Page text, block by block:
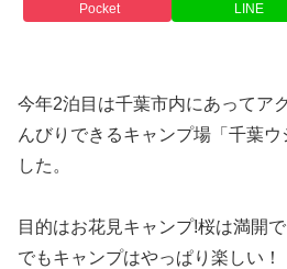
Pocket LINE
今年2泊目は千葉市内にあってア
んびりできるキャンプ場「千葉
した。
目的はお花見キャンプ!桜は満開
でもキャンプはやっぱり楽しい！